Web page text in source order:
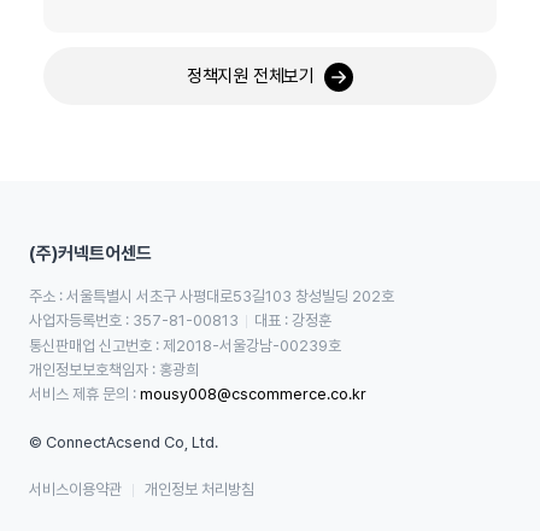
정책지원 전체보기
(주)커넥트어센드
주소 : 서울특별시 서초구 사평대로53길103 창성빌딩 202호
사업자등록번호 : 357-81-00813
대표 : 강정훈
통신판매업 신고번호 : 제2018-서울강남-00239호
개인정보보호책임자 : 홍광희
서비스 제휴 문의 : mousy008@cscommerce.co.kr
© ConnectAcsend Co, Ltd.
서비스이용약관 개인정보 처리방침